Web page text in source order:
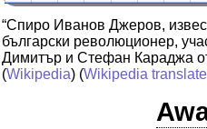
“Спиро Иванов Джеров,
български революционер,
Димитър и Стефан Караджа
(Wikipedia) (Wikipedia